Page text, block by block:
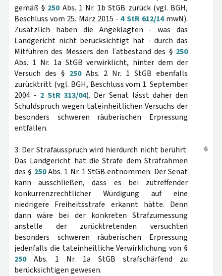
gemäß § 250Abs. 1 Nr. 1b StGB zurück (vgl. BGH,
Beschluss vom 25. März 2015 -4 StR 612/14mwN).
Zusätzlich haben die Angeklagten - was das
Landgericht nicht berücksichtigt hat - durch das
Mitführen des Messers den Tatbestand des § 250
Abs. 1 Nr. 1a StGB verwirklicht, hinter dem der
Versuch des § 250Abs. 2 Nr. 1 StGB ebenfalls
zurücktritt (vgl. BGH, Beschluss vom 1. September
2004 - 2 StR 313/04). Der Senat lässt daher den
Schuldspruch wegen tateinheitlichen Versuchs der
besonders schweren räuberischen Erpressung
entfallen.
6
3. Der Strafausspruch wird hierdurch nicht berührt.
Das Landgericht hat die Strafe dem Strafrahmen
des § 250Abs. 1 Nr. 1 StGB entnommen. Der Senat
kann ausschließen, dass es bei zutreffender
konkurrenzrechtlicher Würdigung auf eine
niedrigere Freiheitsstrafe erkannt hätte. Denn
dann wäre bei der konkreten Strafzumessung
anstelle der zurücktretenden versuchten
besonders schweren räuberischen Erpressung
jedenfalls die tateinheitliche Verwirklichung von §
250Abs. 1 Nr. 1a StGB strafschärfend zu
berücksichtigen gewesen.